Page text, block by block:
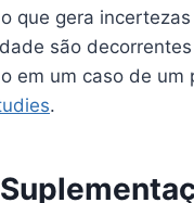
que gera
são
em um caso de um
.